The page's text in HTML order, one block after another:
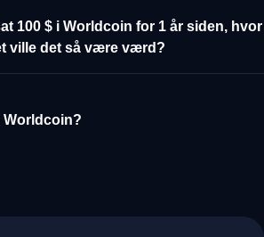
100 $ i Worldcoin for 1 år siden, hvor
ville det så være værd?
Worldcoin?